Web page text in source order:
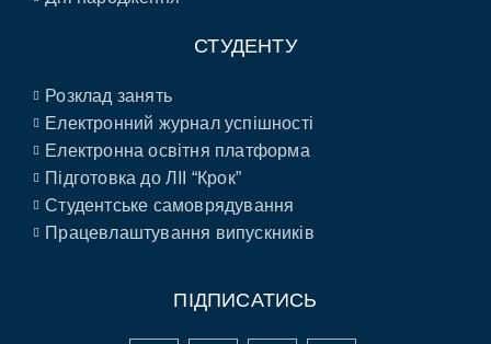
СТУДЕНТУ
Розклад занять
Електронний журнал успішності
Електронна освітня платформа
Підготовка до ЛІІ “Крок”
Студентське самоврядування
Працевлаштування випускників
ПІДПИСАТИСЬ